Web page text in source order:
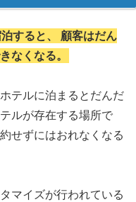
すると、
顧客はだん
なくなる。
テルに泊まるとだんだ
ルが存在する場所で
せずにはおれなくなる
マイズが行われている